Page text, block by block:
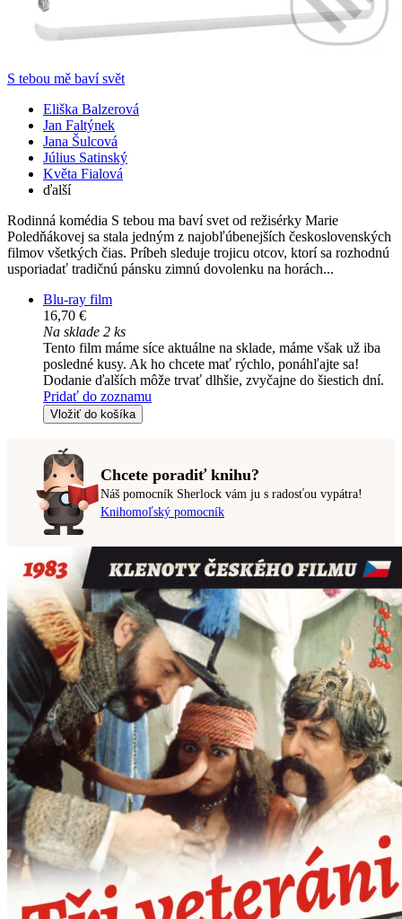
S tebou mě baví svět
Eliška Balzerová
Jan Faltýnek
Jana Šulcová
Július Satinský
Květa Fialová
ďalší
Rodinná komédia S tebou ma baví svet od režisérky Marie
Poledňákovej sa stala jedným z najobľúbenejších československých
filmov všetkých čias. Príbeh sleduje trojicu otcov, ktorí sa rozhodnú
usporiadať tradičnú pánsku zimnú dovolenku na horách...
Blu-ray film
16,70 €
Na sklade 2 ks
Tento film máme síce aktuálne na sklade, máme však už iba
posledné kusy. Ak ho chcete mať rýchlo, ponáhľajte sa!
Dodanie ďalších môže trvať dlhšie, zvyčajne do šiestich dní.
Pridať do zoznamu
Vložiť do košíka
Chcete poradiť knihu?
Náš pomocník Sherlock vám ju s radosťou vypátra!
Knihomoľský pomocník